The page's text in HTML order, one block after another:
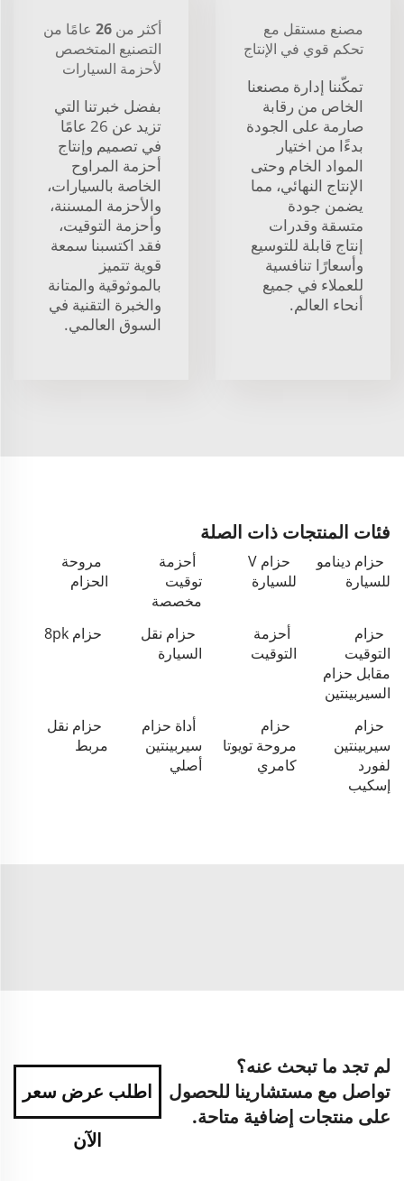
مصنع مستقل مع
تحكم قوي في الإنتاج
تمكّننا إدارة مصنعنا
الخاص من رقابة
صارمة على الجودة
بدءًا من اختيار
المواد الخام وحتى
الإنتاج النهائي، مما
يضمن جودة
متسقة وقدرات
إنتاج قابلة للتوسيع
وأسعارًا تنافسية
للعملاء في جميع
أنحاء العالم.
أكثر من 26 عامًا من
التصنيع المتخصص
لأحزمة السيارات
بفضل خبرتنا التي
تزيد عن 26 عامًا
في تصميم وإنتاج
أحزمة المراوح
الخاصة بالسيارات،
والأحزمة المسننة،
وأحزمة التوقيت،
فقد اكتسبنا سمعة
قوية تتميز
بالموثوقية والمتانة
والخبرة التقنية في
السوق العالمي.
فئات المنتجات ذات الصلة
حزام دينامو
للسيارة
حزام V
للسيارة
أحزمة
توقيت
مخصصة
مروحة
الحزام
حزام
التوقيت
مقابل حزام
السيربينتين
أحزمة
التوقيت
حزام نقل
السيارة
حزام 8pk
حزام
سيربينتين
لفورد
إسكيب
حزام
مروحة تويوتا
كامري
أداة حزام
سيربينتين
أصلي
حزام نقل
مربط
لم تجد ما تبحث عنه؟
تواصل مع مستشارينا للحصول
على منتجات إضافية متاحة.
اطلب عرض سعر
الآن